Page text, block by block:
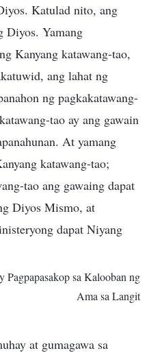
Katulad nito, ang
Diyos. Yamang
Kanyang katawang-tao,
ang lahat ng
ng pagkakatawang-
tao ay ang gawain
At yamang
katawang-tao;
tao ang gawaing dapat
Diyos Mismo, at
dapat Niyang
sa Kalooban ng
Ama sa Langit
at gumagawa sa